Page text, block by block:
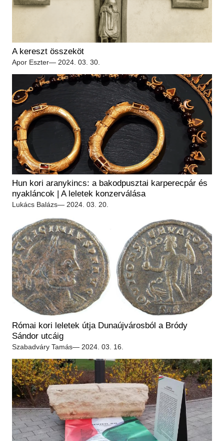
Régészet
Képcsarnok
Adattár
Központi Könyvtár
A kereszt összeköt
Apor Eszter— 2024. 03. 30.
Hun kori aranykincs: a bakodpusztai karperecpár és
nyakláncok | A leletek konzerválása
Lukács Balázs— 2024. 03. 20.
Római kori leletek útja Dunaújvárosból a Bródy
Sándor utcáig
Szabadváry Tamás— 2024. 03. 16.